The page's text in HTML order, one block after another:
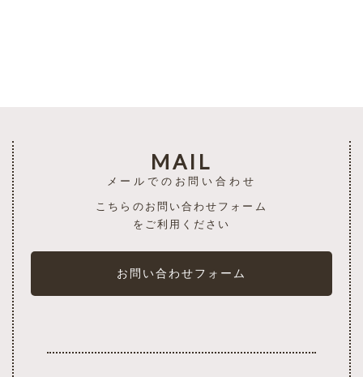
MAIL
メールでのお問い合わせ
こちらのお問い合わせフォーム
をご利用ください
お問い合わせフォーム